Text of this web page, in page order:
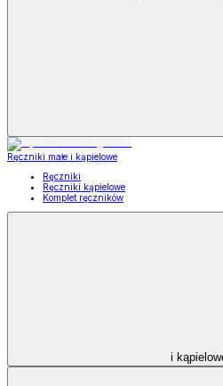
Ręczniki małe i kąpielowe
Ręczniki
Ręczniki kąpielowe
Komplet ręczników
i